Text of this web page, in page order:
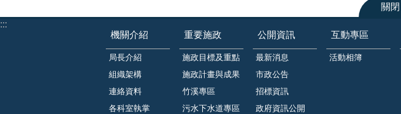
關閉
:::
機關介紹
局長介紹
組織架構
連絡資料
各科室執掌
重要施政
施政目標及重點
施政計畫與成果
竹溪專區
污水下水道專區
公開資訊
最新消息
市政公告
招標資訊
政府資訊公開
互動專區
活動相簿